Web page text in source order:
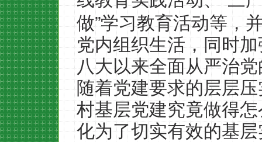
做”学习教育活动等，
党内组织生活，同时
八大以来全面从严治
随着党建要求的层层
村基层党建究竟做得
化为了切实有效的基